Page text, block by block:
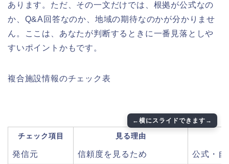
あります。ただ、その一文だけでは、根拠が公式なの
か、Q&A回答なのか、地域の期待なのかが分かりませ
ん。ここは、あなたが判断するときに一番見落としや
すいポイントかもです。
複合施設情報のチェック表
チェック項目 見る理由
発信元 信頼度を見るため 公式・